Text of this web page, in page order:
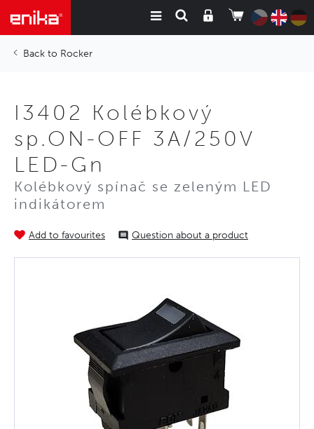
Rocker
I3402 Kolébkový
sp.ON-OFF 3A/250V
LED-Gn
Kolébkový spínač se zeleným LED
indikátorem
Add to favourites Question about a product